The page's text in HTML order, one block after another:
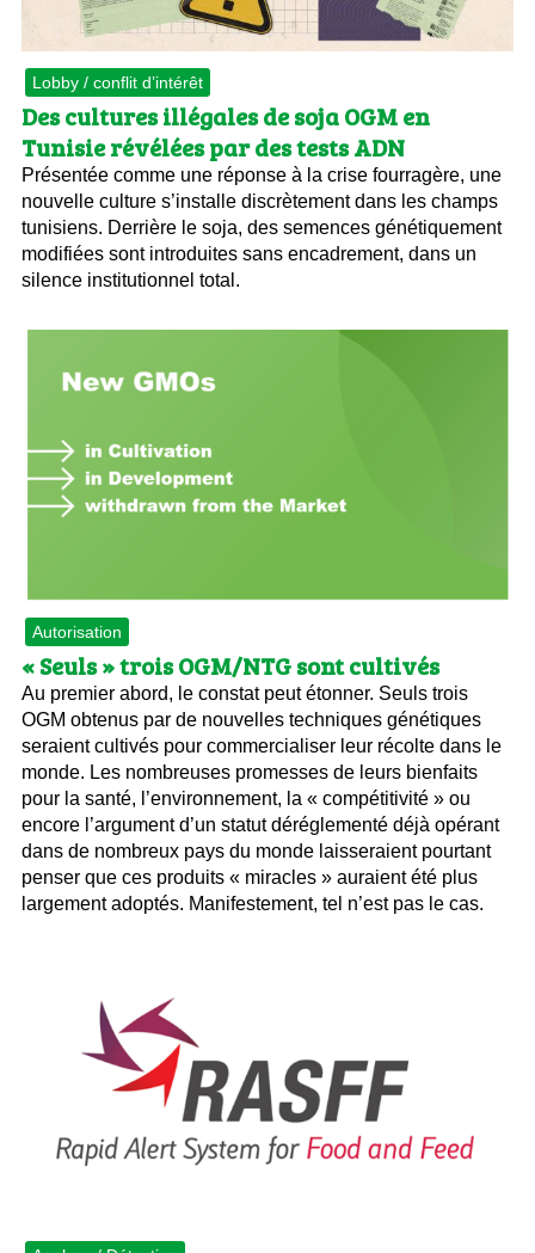
Lobby / conflit d’intérêt
Des cultures illégales de soja OGM en
Tunisie révélées par des tests ADN
Présentée comme une réponse à la crise fourragère, une
nouvelle culture s’installe discrètement dans les champs
tunisiens. Derrière le soja, des semences génétiquement
modifiées sont introduites sans encadrement, dans un
silence institutionnel total.
Autorisation
« Seuls » trois OGM/NTG sont cultivés
Au premier abord, le constat peut étonner. Seuls trois
OGM obtenus par de nouvelles techniques génétiques
seraient cultivés pour commercialiser leur récolte dans le
monde. Les nombreuses promesses de leurs bienfaits
pour la santé, l’environnement, la « compétitivité » ou
encore l’argument d’un statut déréglementé déjà opérant
dans de nombreux pays du monde laisseraient pourtant
penser que ces produits « miracles » auraient été plus
largement adoptés. Manifestement, tel n’est pas le cas.